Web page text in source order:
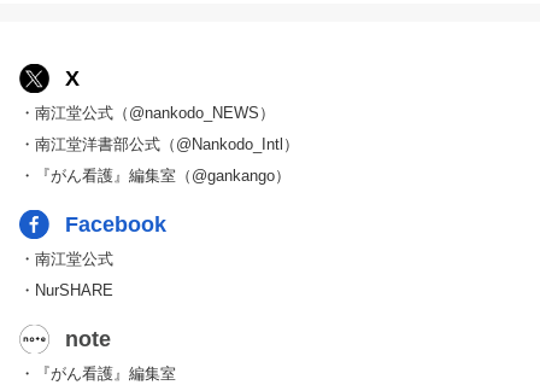
X
・南江堂公式（@nankodo_NEWS）
・南江堂洋書部公式（@Nankodo_Intl）
・『がん看護』編集室（@gankango）
Facebook
・南江堂公式
・NurSHARE
note
・『がん看護』編集室